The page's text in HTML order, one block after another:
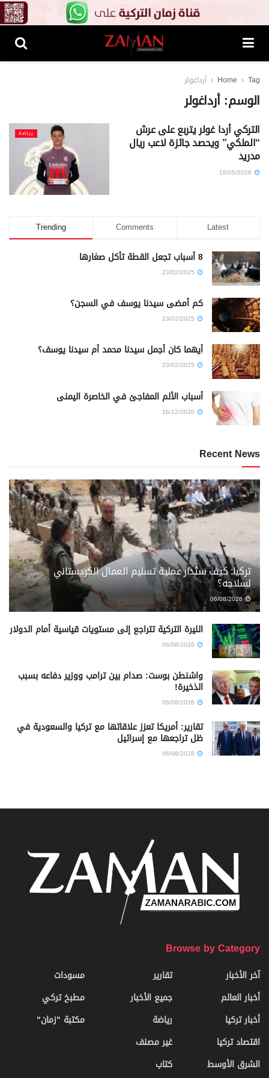
Home Tag أرداغولر
الوسم:أرداغولر
رياضة التركي أردا غولر يتربع على عرش
“الملكي” ويحصد جائزة لاعب ريال
مدريد
Trending Comments Latest
8 أسباب تجعل القطة تأكل صغارها
كم أمضى سيدنا يوسف في السجن؟
أيهما كان أجمل سيدنا محمد أم سيدنا يوسف؟
أسباب الألم المفاجئ في الخاصرة اليمنى
Recent News
تركيا: كيف ستُدار عملية تسليم العمال الكردستاني
لسلاحه؟
06/08/2026
الليرة التركية تتراجع إلى مستويات قياسية أمام الدولار
واشنطن بوست: صدام بين ترامب ووزير دفاعه بسبب
الذخيرة!
تقارير: أمريكا تعزز علاقاتها مع تركيا والسعودية في
ظل تراجعها مع إسرائيل
Browse by Category
آخر الأخبار
أخبار العالم
أخبار تركيا
اقتصاد تركيا
الشرق الأوسط
تقارير
جميع الأخبار
رياضة
غير مصنف
كتاب
مسودات
مطبخ تركي
مكتبة "زمان"